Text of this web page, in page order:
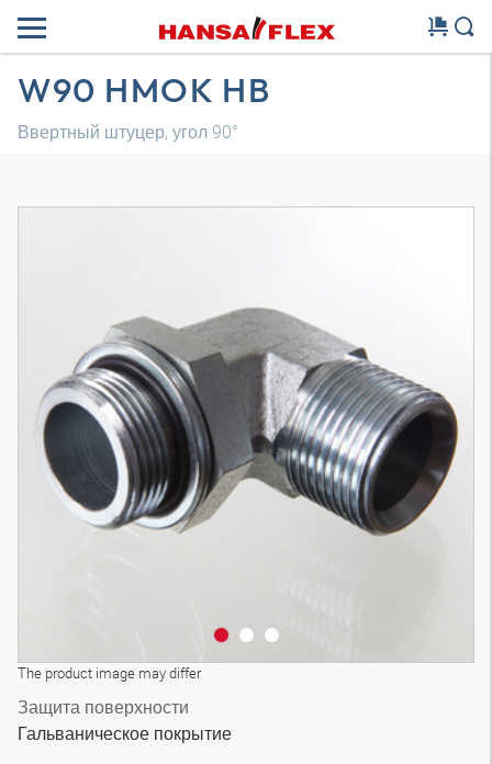
W90 HMOK HB
Ввертный штуцер, угол 90°
The product image may differ
Трехмерная модель
Защита поверхности
Гальваническое покрытие